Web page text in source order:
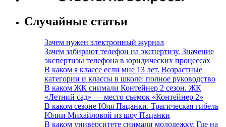
Случайные статьи
Зачем нужен электронный журнал
Зачем забирают телефон на экспертизу. Значение
экспертизы телефона в юридических процессах
В каком я классе если мне 13 лет. Возрастные
категории и классы в школе: полное руководство
В каком ЖК снимали Контейнер 2 сезон. ЖК
«Летний сад» — место съемок «Контейнер 2»
В каком сезоне Юля Пацанки. Трагическая гибель
Юлии Михайловой из шоу Пацанки
В каком университете снимали молодежку. Где на